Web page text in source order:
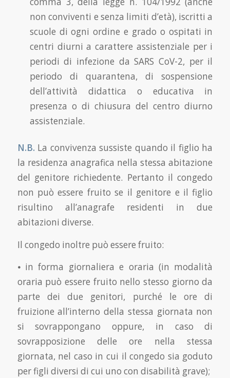
non conviventi e senza limiti d’età), iscritti a
scuole di ogni ordine e grado o ospitati in
centri diurni a carattere assistenziale per i
periodi di infezione da SARS CoV-2, per il
periodo di quarantena, di sospensione
dell’attività didattica o educativa in
presenza o di chiusura del centro diurno
assistenziale.
N.B. La convivenza sussiste quando il figlio ha
la residenza anagrafica nella stessa abitazione
del genitore richiedente. Pertanto il congedo
non può essere fruito se il genitore e il figlio
risultino all’anagrafe residenti in due
abitazioni diverse.
Il congedo inoltre può essere fruito:
⦁ in forma giornaliera e oraria (in modalità
oraria può essere fruito nello stesso giorno da
parte dei due genitori, purché le ore di
fruizione all’interno della stessa giornata non
si sovrappongano oppure, in caso di
sovrapposizione delle ore nella stessa
giornata, nel caso in cui il congedo sia goduto
per figli diversi di cui uno con disabilità grave);